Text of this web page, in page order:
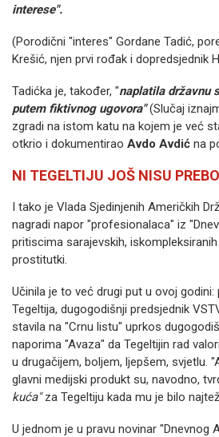
interese".
(Porodični "interes" Gordane Tadić,
Krešić, njen prvi rođak i dopredsjednik
Tadićka je, također, "naplatila državnu
putem fiktivnog ugovora"(Slučaj
zgradi na istom katu na kojem je već
otkrio i dokumentirao Avdo Avdić na
NI TEGELTIJU JOŠ NISU
I tako je Vlada Sjedinjenih Američkih
nagradi napor "profesionalaca" iz
pritiscima sarajevskih,
prostitutki.
Učinila je to već drugi put u ovoj godini:
Tegeltija, dugogodišnji predsjednik
stavila na "Crnu listu" uprkos
naporima "Avaza" da Tegeltijin rad
u drugačijem, boljem, ljepšem, svjetlu.
glavni medijski produkt su, navodno,
kuća"za Tegeltiju kada mu je bilo
U jednom je u pravu novinar "Dnevnog